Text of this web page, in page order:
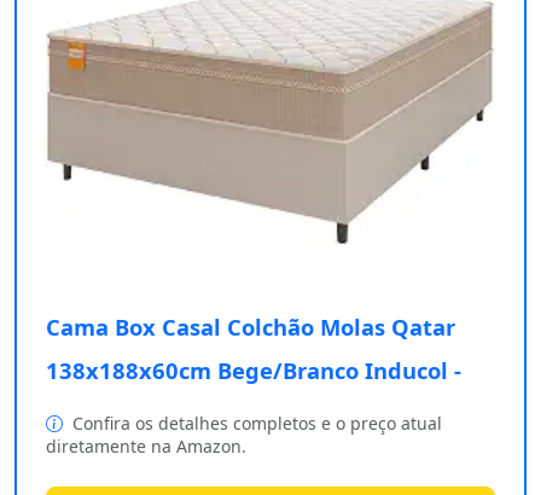
Cama Box Casal Colchão Molas Qatar
138x188x60cm Bege/Branco Inducol -
Confira os detalhes completos e o preço atual
diretamente na Amazon.